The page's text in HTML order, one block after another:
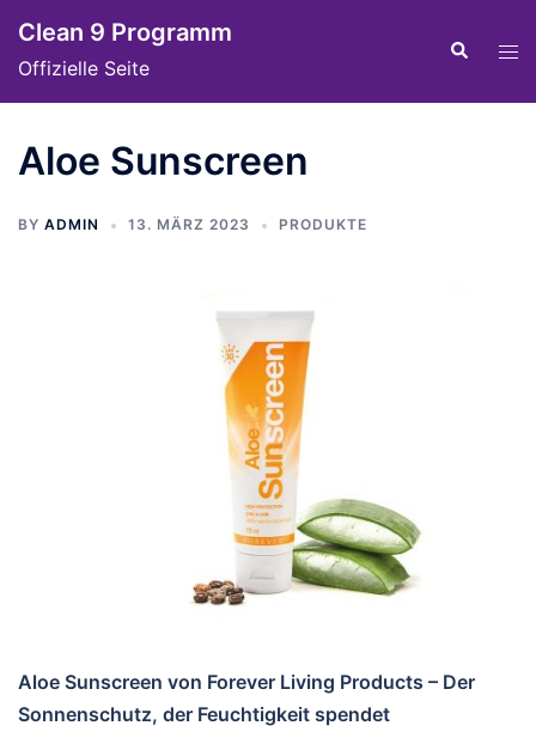
content
Clean 9 Programm
Offizielle Seite
Search
Aloe Sunscreen
BY ADMIN 13. MÄRZ 2023 PRODUKTE
Aloe Sunscreen von Forever Living Products – Der
Sonnenschutz, der Feuchtigkeit spendet